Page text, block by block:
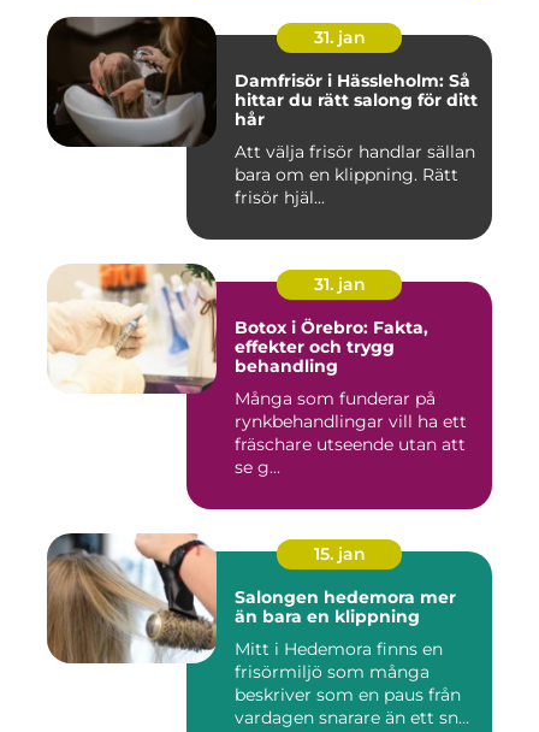
31. jan
Damfrisör i Hässleholm: Så
hittar du rätt salong för ditt
hår
Att välja frisör handlar sällan
bara om en klippning. Rätt
frisör hjäl...
31. jan
Botox i Örebro: Fakta,
effekter och trygg
behandling
Många som funderar på
rynkbehandlingar vill ha ett
fräschare utseende utan att
se g...
15. jan
Salongen hedemora mer
än bara en klippning
Mitt i Hedemora finns en
frisörmiljö som många
beskriver som en paus från
vardagen snarare än ett sn...